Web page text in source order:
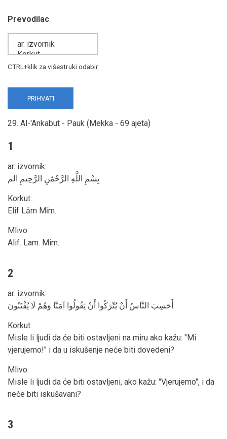
Prevodilac
CTRL+klik za višestruki odabir
29. Al-'Ankabut - Pauk (Mekka - 69 ajeta)
1
ar. izvornik:
بِسْمِ اللَّهِ الرَّحْمَٰنِ الرَّحِيمِ الم
Korkut:
Elif Lām Mīm.
Mlivo:
Alif. Lam. Mim.
2
ar. izvornik:
أَحَسِبَ النَّاسُ أَنْ يُتْرَكُوا أَنْ يَقُولُوا آمَنَّا وَهُمْ لَا يُفْتَنُونَ
Korkut:
Misle li ljudi da će biti ostavljeni na miru ako kažu: "Mi
vjerujemo!" i da u iskušenje neće biti dovedeni?
Mlivo:
Misle li ljudi da će biti ostavljeni, ako kažu: "Vjerujemo", i da
neće biti iskušavani?
3